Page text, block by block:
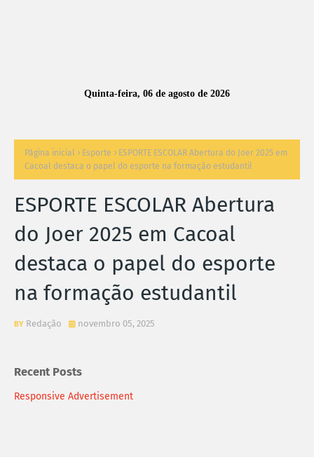
Quinta-feira, 06 de agosto de 2026
Página inicial Esporte
ESPORTE ESCOLAR Abertura do Joer 2025 em
Cacoal destaca o papel do esporte na formação estudantil
ESPORTE ESCOLAR Abertura
do Joer 2025 em Cacoal
destaca o papel do esporte
na formação estudantil
Redação novembro 05, 2025
Recent Posts
Responsive Advertisement